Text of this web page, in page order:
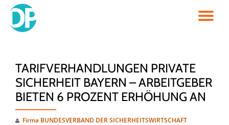
Skip
TARIFVERHANDLUNGEN PRIVATE
SICHERHEIT BAYERN – ARBEITGEBER
BIETEN 6 PROZENT ERHÖHUNG AN
Firma BUNDESVERBAND DER SICHERHEITSWIRTSCHAFT